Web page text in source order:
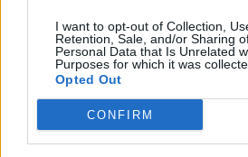
I want to opt-out of Collection,
Retention, Sale, and/or Sharing
Personal Data that Is Unrelated
Purposes for which it was
Opted Out
CONFIRM